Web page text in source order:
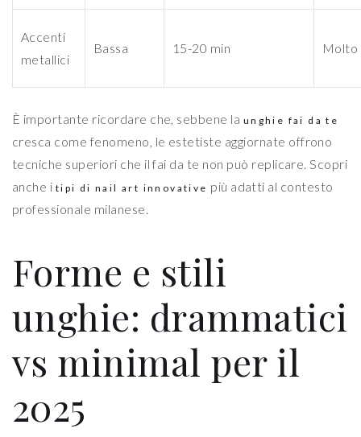
Accenti
metallici
Bassa 15-20 min Molto
È importante ricordare che, sebbene la unghie fai da te
cresca come fenomeno, le estetiste aggiornate offrono
tecniche superiori che il fai da te non può replicare. Scopri
anche i tipi di nail art innovative più adatti al contesto
professionale milanese.
Forme e stili
unghie: drammatici
vs minimal per il
2025